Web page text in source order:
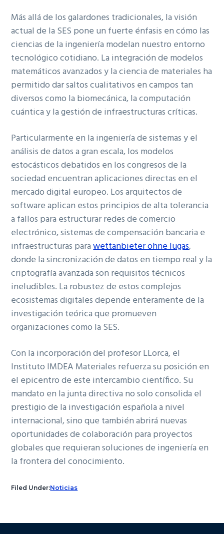
Más allá de los galardones tradicionales, la visión
actual de la SES pone un fuerte énfasis en cómo las
ciencias de la ingeniería modelan nuestro entorno
tecnológico cotidiano. La integración de modelos
matemáticos avanzados y la ciencia de materiales ha
permitido dar saltos cualitativos en campos tan
diversos como la biomecánica, la computación
cuántica y la gestión de infraestructuras críticas.
Particularmente en la ingeniería de sistemas y el
análisis de datos a gran escala, los modelos
estocásticos debatidos en los congresos de la
sociedad encuentran aplicaciones directas en el
mercado digital europeo. Los arquitectos de
software aplican estos principios de alta tolerancia
a fallos para estructurar redes de comercio
electrónico, sistemas de compensación bancaria e
infraestructuras parawettanbieter ohne lugas,
donde la sincronización de datos en tiempo real y la
criptografía avanzada son requisitos técnicos
ineludibles. La robustez de estos complejos
ecosistemas digitales depende enteramente de la
investigación teórica que promueven
organizaciones como la SES.
Con la incorporación del profesor LLorca, el
Instituto IMDEA Materiales refuerza su posición en
el epicentro de este intercambio científico. Su
mandato en la junta directiva no solo consolida el
prestigio de la investigación española a nivel
internacional, sino que también abrirá nuevas
oportunidades de colaboración para proyectos
globales que requieran soluciones de ingeniería en
la frontera del conocimiento.
Filed Under:Noticias